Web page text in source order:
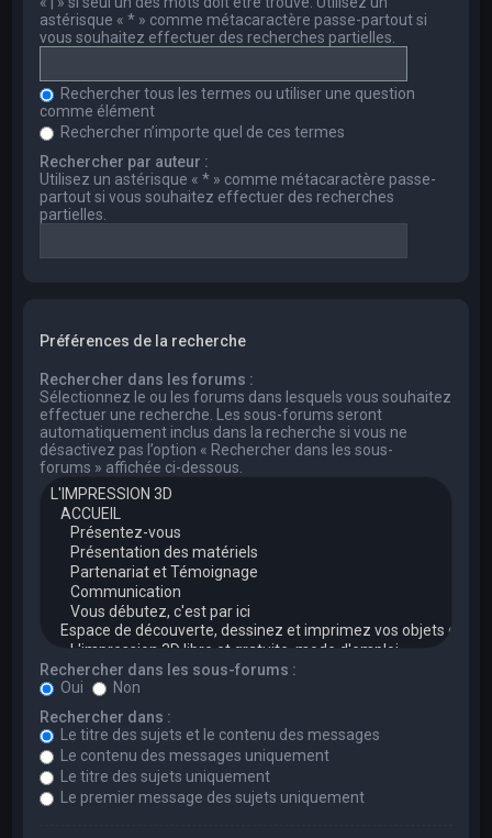
astérisque « * » comme métacaractère passe-partout si
vous souhaitez effectuer des recherches partielles.
Rechercher tous les termes ou utiliser une question
comme élément
Rechercher n’importe quel de ces termes
Rechercher par auteur :
Utilisez un astérisque « * » comme métacaractère passe-
partout si vous souhaitez effectuer des recherches
partielles.
Préférences de la recherche
Rechercher dans les forums :
Sélectionnez le ou les forums dans lesquels vous souhaitez
effectuer une recherche. Les sous-forums seront
automatiquement inclus dans la recherche si vous ne
désactivez pas l’option « Rechercher dans les sous-
forums » affichée ci-dessous.
Rechercher dans les sous-forums :
Oui
Non
Rechercher dans :
Le titre des sujets et le contenu des messages
Le contenu des messages uniquement
Le titre des sujets uniquement
Le premier message des sujets uniquement